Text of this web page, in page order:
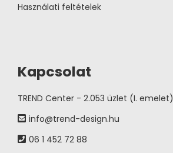
Használati feltételek
Kapcsolat
TREND Center - 2.053 üzlet (I. emelet)
info@trend-design.hu
06 1 452 72 88